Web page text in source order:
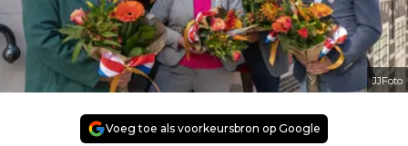
JJFoto
Voeg toe als voorkeursbron op Google